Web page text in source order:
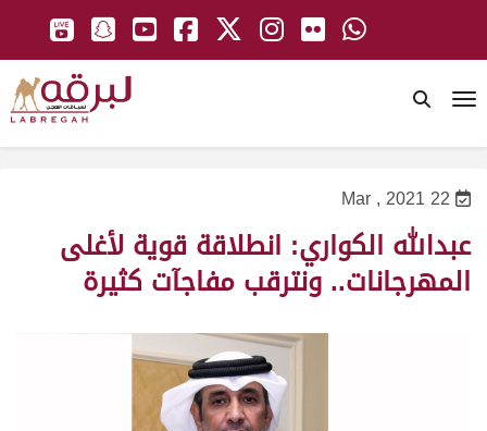
22 Mar , 2021
عبدالله الكواري: انطلاقة قوية لأغلى
المهرجانات.. ونترقب مفاجآت كثيرة